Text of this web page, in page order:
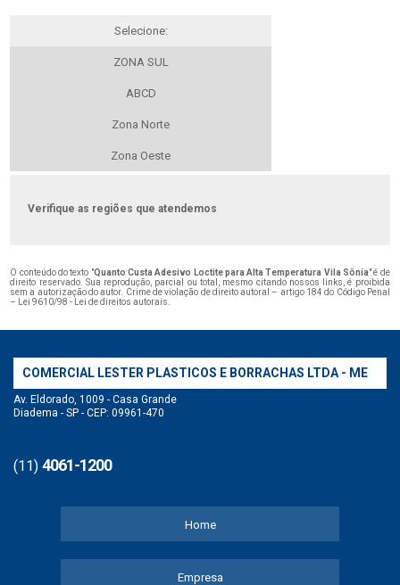
Selecione:
ZONA SUL
ABCD
Zona Norte
Zona Oeste
Verifique as regiões que atendemos
O conteúdo do texto "Quanto Custa Adesivo Loctite para Alta Temperatura Vila Sônia" é de
direito reservado. Sua reprodução, parcial ou total, mesmo citando nossos links, é proibida
sem a autorização do autor. Crime de violação de direito autoral – artigo 184 do Código Penal
– Lei 9610/98 - Lei de direitos autorais.
COMERCIAL LESTER PLASTICOS E BORRACHAS LTDA - ME
Av. Eldorado, 1009 - Casa Grande
Diadema - SP - CEP: 09961-470
(11) 4061-1200
Home
Empresa